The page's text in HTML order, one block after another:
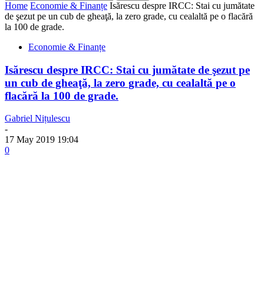
Home Economie & Finanțe Isărescu despre IRCC: Stai cu jumătate
de şezut pe un cub de gheaţă, la zero grade, cu cealaltă pe o flacără
la 100 de grade.
Economie & Finanțe
Isărescu despre IRCC: Stai cu jumătate de şezut pe
un cub de gheaţă, la zero grade, cu cealaltă pe o
flacără la 100 de grade.
Gabriel Nițulescu
-
17 May 2019 19:04
0